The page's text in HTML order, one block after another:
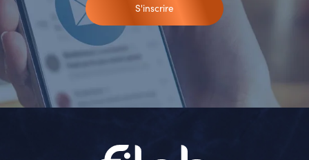
S'inscrire